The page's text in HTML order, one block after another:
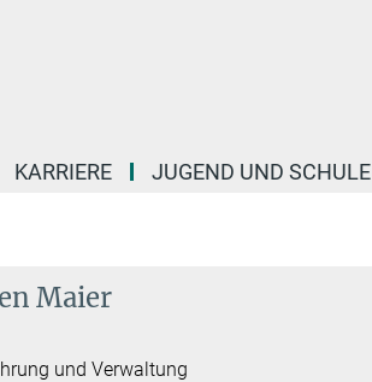
KARRIERE JUGEND UND SCHULE
Maier
und Verwaltung